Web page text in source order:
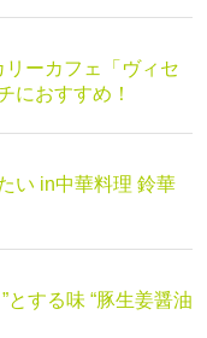
ーカフェ「ヴィセ
におすすめ！
い in中華料理 鈴華
とする味 “豚生姜醤油